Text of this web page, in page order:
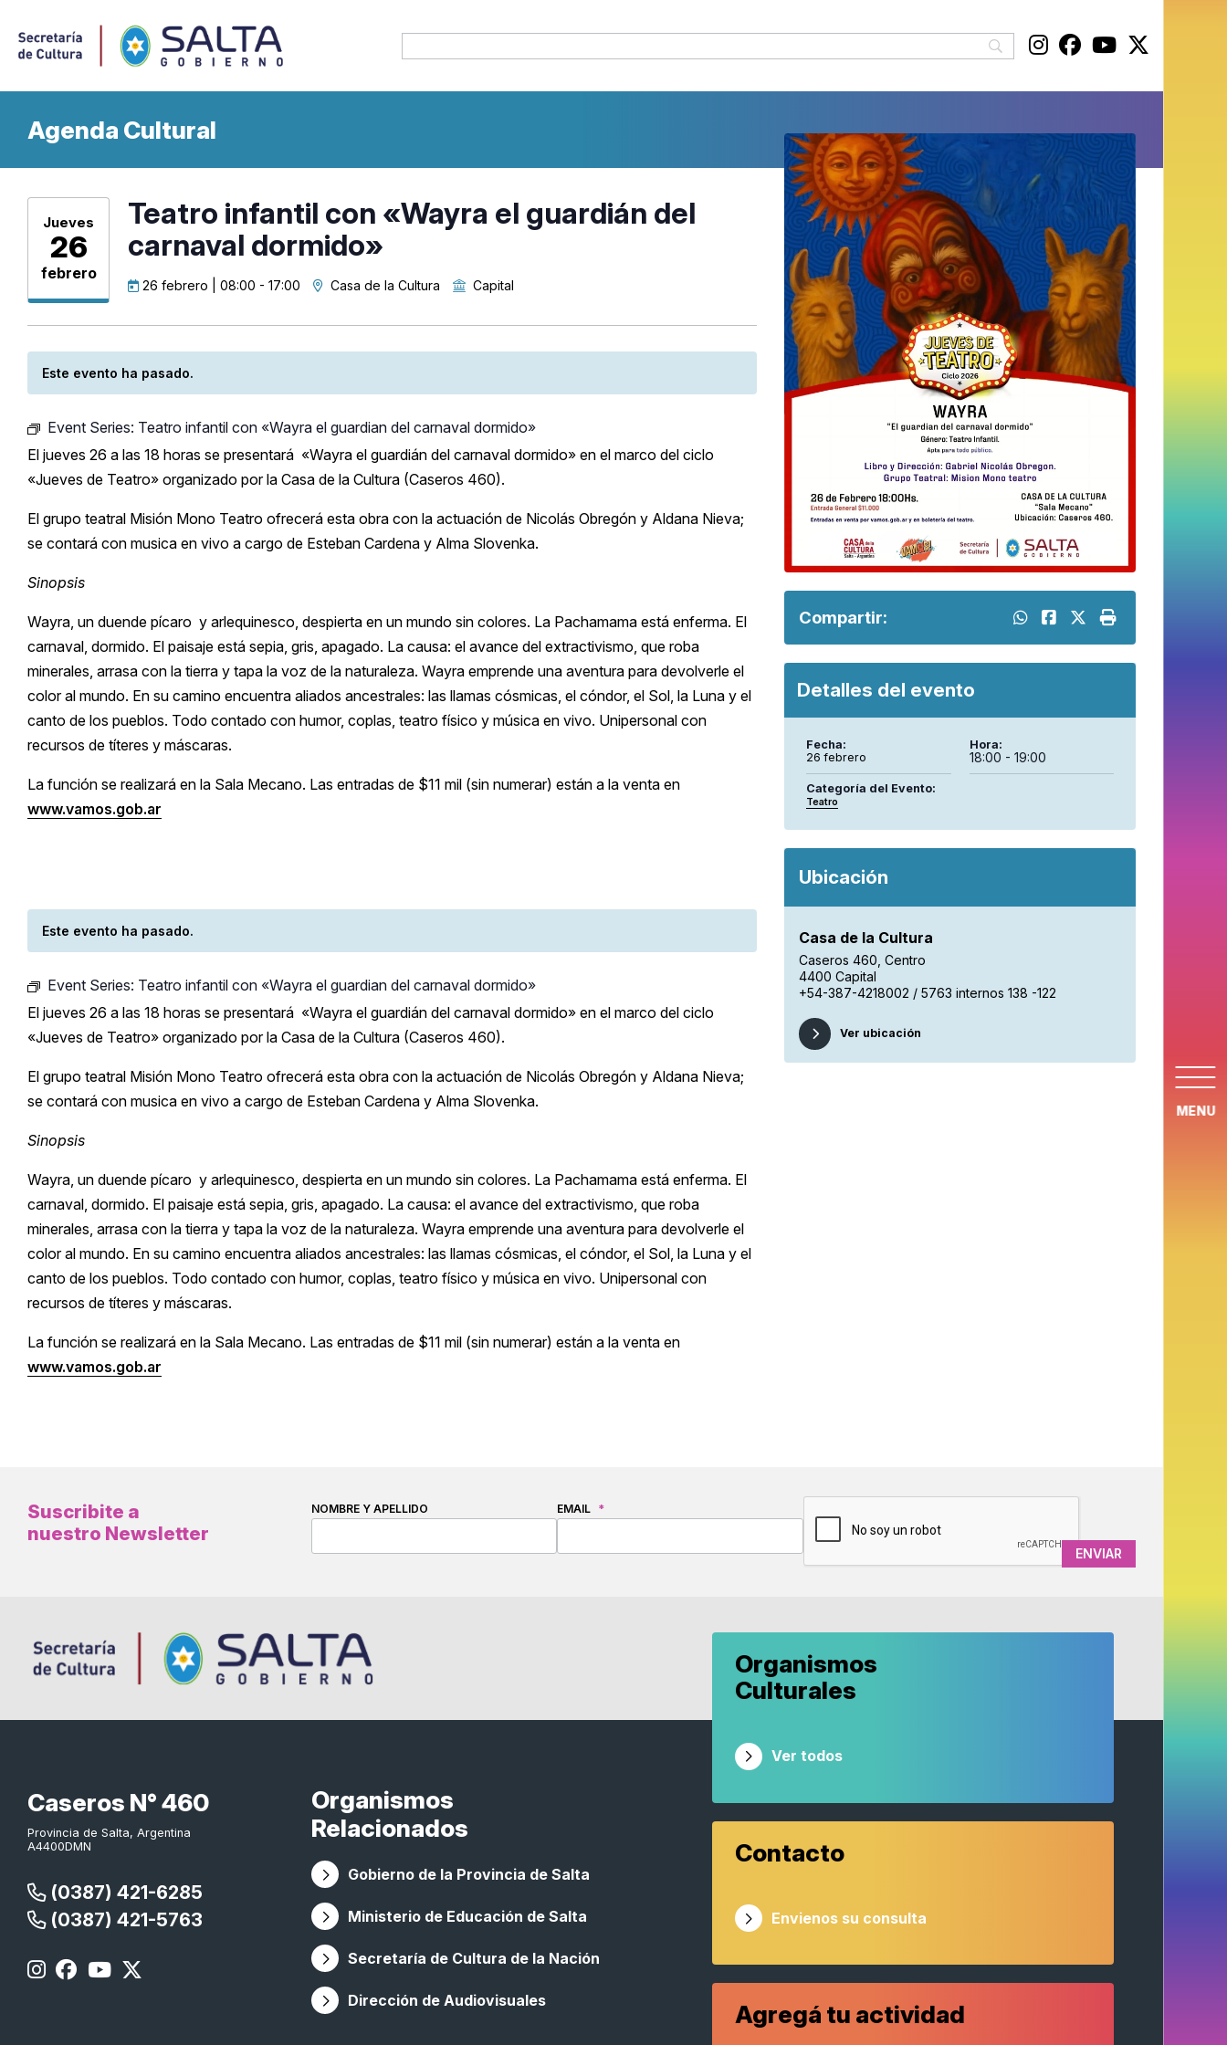
MENU
Agenda Cultural
Jueves
26
febrero
Teatro infantil con «Wayra el guardián del
carnaval dormido»
26 febrero | 08:00 - 17:00 Casa de la Cultura Capital
Este evento ha pasado.
Event Series: Teatro infantil con «Wayra el guardian del carnaval dormido»
El jueves 26 a las 18 horas se presentará «Wayra el guardián del carnaval dormido» en el marco del ciclo
«Jueves de Teatro» organizado por la Casa de la Cultura (Caseros 460).
El grupo teatral Misión Mono Teatro ofrecerá esta obra con la actuación de Nicolás Obregón y Aldana Nieva;
se contará con musica en vivo a cargo de Esteban Cardena y Alma Slovenka.
Sinopsis
Wayra, un duende pícaro y arlequinesco, despierta en un mundo sin colores. La Pachamama está enferma. El
carnaval, dormido. El paisaje está sepia, gris, apagado. La causa: el avance del extractivismo, que roba
minerales, arrasa con la tierra y tapa la voz de la naturaleza. Wayra emprende una aventura para devolverle el
color al mundo. En su camino encuentra aliados ancestrales: las llamas cósmicas, el cóndor, el Sol, la Luna y el
canto de los pueblos. Todo contado con humor, coplas, teatro físico y música en vivo. Unipersonal con
recursos de títeres y máscaras.
La función se realizará en la Sala Mecano. Las entradas de $11 mil (sin numerar) están a la venta en
www.vamos.gob.ar
Este evento ha pasado.
Event Series: Teatro infantil con «Wayra el guardian del carnaval dormido»
El jueves 26 a las 18 horas se presentará «Wayra el guardián del carnaval dormido» en el marco del ciclo
«Jueves de Teatro» organizado por la Casa de la Cultura (Caseros 460).
El grupo teatral Misión Mono Teatro ofrecerá esta obra con la actuación de Nicolás Obregón y Aldana Nieva;
se contará con musica en vivo a cargo de Esteban Cardena y Alma Slovenka.
Sinopsis
Wayra, un duende pícaro y arlequinesco, despierta en un mundo sin colores. La Pachamama está enferma. El
carnaval, dormido. El paisaje está sepia, gris, apagado. La causa: el avance del extractivismo, que roba
minerales, arrasa con la tierra y tapa la voz de la naturaleza. Wayra emprende una aventura para devolverle el
color al mundo. En su camino encuentra aliados ancestrales: las llamas cósmicas, el cóndor, el Sol, la Luna y el
canto de los pueblos. Todo contado con humor, coplas, teatro físico y música en vivo. Unipersonal con
recursos de títeres y máscaras.
La función se realizará en la Sala Mecano. Las entradas de $11 mil (sin numerar) están a la venta en
www.vamos.gob.ar
Compartir:
Detalles del evento
Fecha:
26 febrero
Hora:
18:00 - 19:00
Categoría del Evento:
Teatro
Ubicación
Casa de la Cultura
Caseros 460, Centro
4400 Capital
+54-387-4218002 / 5763 internos 138 -122
Ver ubicación
Suscribite a
nuestro Newsletter
NOMBRE Y APELLIDO EMAIL *
Caseros N° 460
Provincia de Salta, Argentina
A4400DMN
(0387) 421-6285
(0387) 421-5763
Organismos
Relacionados
Gobierno de la Provincia de Salta
Ministerio de Educación de Salta
Secretaría de Cultura de la Nación
Dirección de Audiovisuales
Organismos
Culturales
Ver todos
Contacto
Envienos su consulta
Agregá tu actividad